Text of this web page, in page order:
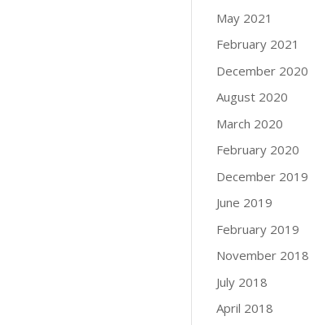
May 2021
February 2021
December 2020
August 2020
March 2020
February 2020
December 2019
June 2019
February 2019
November 2018
July 2018
April 2018